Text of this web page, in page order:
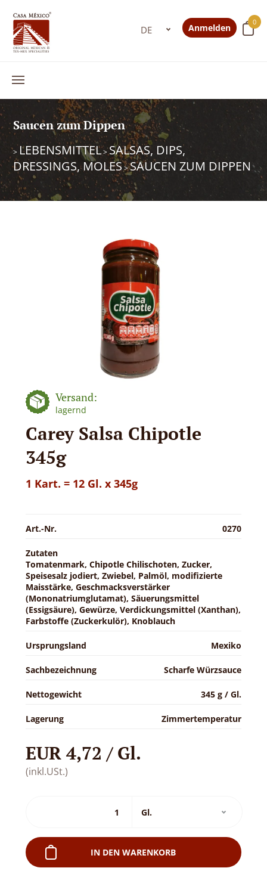
0
Anmelden
Saucen zum Dippen
> LEBENSMITTEL>SALSAS, DIPS,
DRESSINGS, MOLES>SAUCEN ZUM DIPPEN
Versand:
lagernd
Carey Salsa Chipotle
345g
1 Kart. = 12 Gl. x 345g
Art.-Nr. 0270
Zutaten
Tomatenmark, Chipotle Chilischoten, Zucker,
Speisesalz jodiert, Zwiebel, Palmöl, modifizierte
Maisstärke, Geschmacksverstärker
(Mononatriumglutamat), Säuerungsmittel
(Essigsäure), Gewürze, Verdickungsmittel (Xanthan),
Farbstoffe (Zuckerkulör), Knoblauch
Ursprungsland Mexiko
Sachbezeichnung Scharfe Würzsauce
Nettogewicht 345 g / Gl.
Lagerung Zimmertemperatur
EUR 4,72 / Gl.
(inkl.USt.)
IN DEN WARENKORB